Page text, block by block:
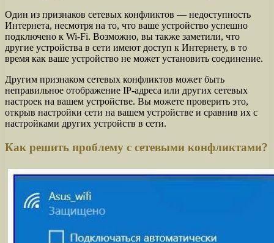
Один из признаков сетевых конфликтов — недоступность
Интернета, несмотря на то, что ваше устройство успешно
подключено к Wi-Fi. Возможно, вы также заметили, что
другие устройства в сети имеют доступ к Интернету, в то
время как ваше устройство не может установить соединение.
Другим признаком сетевых конфликтов может быть
неправильное отображение IP-адреса или других сетевых
настроек на вашем устройстве. Вы можете проверить это,
открыв настройки сети на вашем устройстве и сравнив их с
настройками других устройств в сети.
Как решить проблему с сетевыми конфликтами?